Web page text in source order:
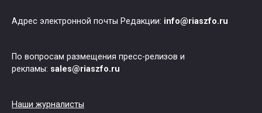
Адрес электронной почты Редакции: info@riaszfo.ru
По вопросам размещения пресс-релизов и
рекламы: sales@riaszfo.ru
Наши журналисты